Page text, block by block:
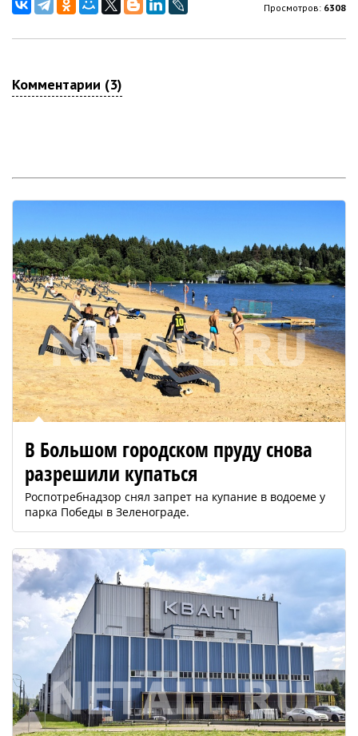
Просмотров: 6308
Комментарии (3)
В Большом городском пруду снова
разрешили купаться
Роспотребнадзор снял запрет на купание в водоеме у
парка Победы в Зеленограде.